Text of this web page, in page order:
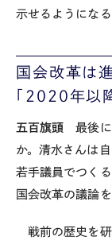
示せるようになる
国会改革は
「2020年以
五百旗頭 最後に
か。清水さんは
若手議員でつくる
国会改革の議論
戦前の歴史を研